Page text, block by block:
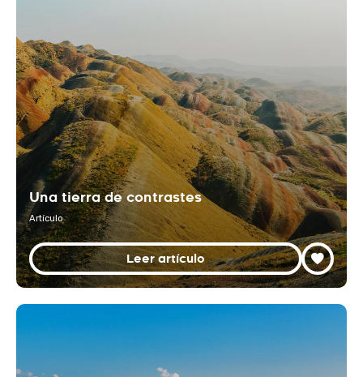
Una tierra de contrastes
Artículo
Leer artículo